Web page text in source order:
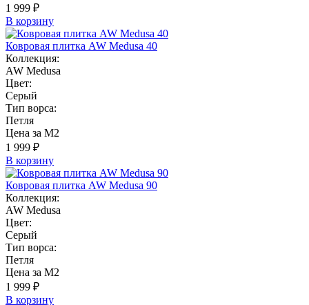
1 999 ₽
В корзину
Ковровая плитка AW Medusa 40
Коллекция:
AW Medusa
Цвет:
Серый
Тип ворса:
Петля
Цена за М2
1 999 ₽
В корзину
Ковровая плитка AW Medusa 90
Коллекция:
AW Medusa
Цвет:
Серый
Тип ворса:
Петля
Цена за М2
1 999 ₽
В корзину